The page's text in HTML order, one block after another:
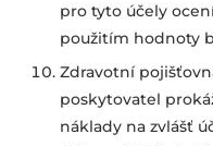
pro tyto účely
použitím hodnoty
Zdravotní
poskytovatel
náklady na zvlášť